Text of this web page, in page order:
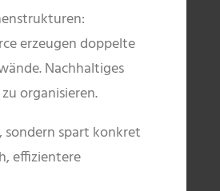
erzeugen doppelte
Nachhaltiges
organisieren.
spart konkret
effizientere